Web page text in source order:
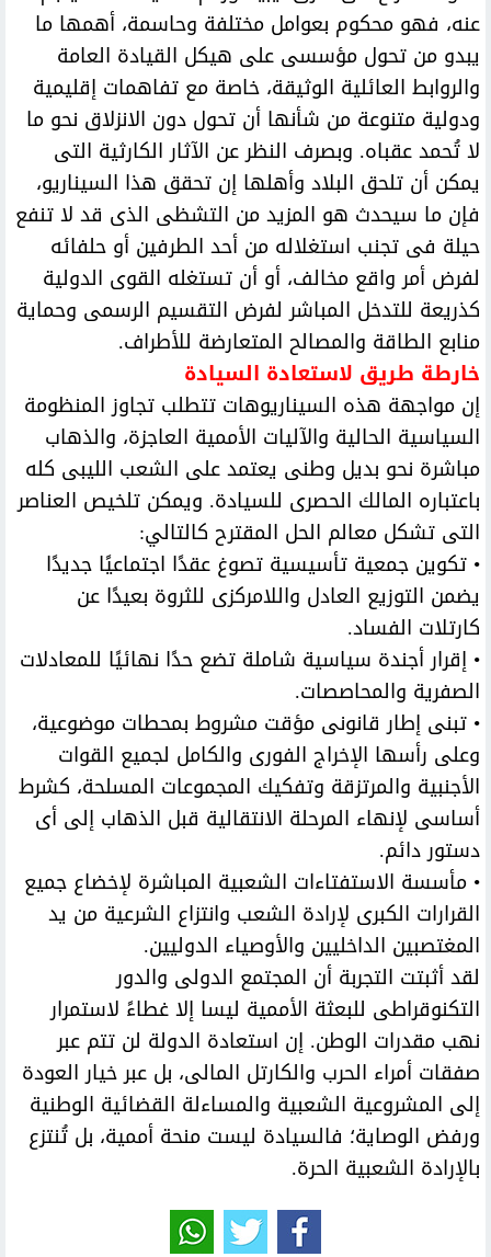
عنه، فهو محكوم بعوامل مختلفة وحاسمة، أهمها ما
يبدو من تحول مؤسسى على هيكل القيادة العامة
والروابط العائلية الوثيقة، خاصة مع تفاهمات إقليمية
ودولية متنوعة من شأنها أن تحول دون الانزلاق نحو ما
لا تُحمد عقباه. وبصرف النظر عن الآثار الكارثية التى
يمكن أن تلحق البلاد وأهلها إن تحقق هذا السيناريو،
فإن ما سيحدث هو المزيد من التشظى الذى قد لا تنفع
حيلة فى تجنب استغلاله من أحد الطرفين أو حلفائه
لفرض أمر واقع مخالف، أو أن تستغله القوى الدولية
كذريعة للتدخل المباشر لفرض التقسيم الرسمى وحماية
منابع الطاقة والمصالح المتعارضة للأطراف.
خارطة طريق لاستعادة السيادة
إن مواجهة هذه السيناريوهات تتطلب تجاوز المنظومة
السياسية الحالية والآليات الأممية العاجزة، والذهاب
مباشرة نحو بديل وطنى يعتمد على الشعب الليبى كله
باعتباره المالك الحصرى للسيادة. ويمكن تلخيص العناصر
التى تشكل معالم الحل المقترح كالتالي:
• تكوين جمعية تأسيسية تصوغ عقدًا اجتماعيًا جديدًا
يضمن التوزيع العادل واللامركزى للثروة بعيدًا عن
كارتلات الفساد.
• إقرار أجندة سياسية شاملة تضع حدًا نهائيًا للمعادلات
الصفرية والمحاصصات.
• تبنى إطار قانونى مؤقت مشروط بمحطات موضوعية،
وعلى رأسها الإخراج الفورى والكامل لجميع القوات
الأجنبية والمرتزقة وتفكيك المجموعات المسلحة، كشرط
أساسى لإنهاء المرحلة الانتقالية قبل الذهاب إلى أى
دستور دائم.
• مأسسة الاستفتاءات الشعبية المباشرة لإخضاع جميع
القرارات الكبرى لإرادة الشعب وانتزاع الشرعية من يد
المغتصبين الداخليين والأوصياء الدوليين.
لقد أثبتت التجربة أن المجتمع الدولى والدور
التكنوقراطى للبعثة الأممية ليسا إلا غطاءً لاستمرار
نهب مقدرات الوطن. إن استعادة الدولة لن تتم عبر
صفقات أمراء الحرب والكارتل المالى، بل عبر خيار العودة
إلى المشروعية الشعبية والمساءلة القضائية الوطنية
ورفض الوصاية؛ فالسيادة ليست منحة أممية، بل تُنتزع
بالإرادة الشعبية الحرة.